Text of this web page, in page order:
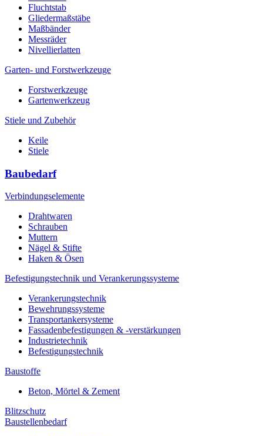
Fluchtstab
Gliedermaßstäbe
Maßbänder
Messräder
Nivellierlatten
Garten- und Forstwerkzeuge
Forstwerkzeuge
Gartenwerkzeug
Stiele und Zubehör
Keile
Stiele
Baubedarf
Verbindungselemente
Drahtwaren
Schrauben
Muttern
Nägel & Stifte
Haken & Ösen
Befestigungstechnik und Verankerungssysteme
Verankerungstechnik
Bewehrungssysteme
Transportankersysteme
Fassadenbefestigungen & -verstärkungen
Industrietechnik
Befestigungstechnik
Baustoffe
Beton, Mörtel & Zement
Blitzschutz
Baustellenbedarf